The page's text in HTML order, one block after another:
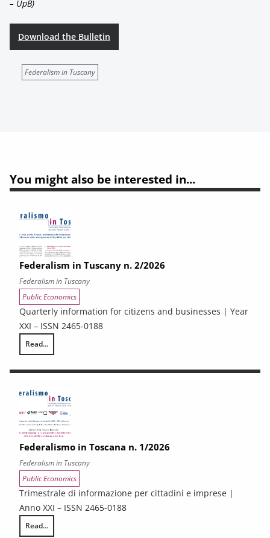
– UpB)
Download the Bulletin
Federalism in Tuscany
You might also be interested in...
Federalism in Tuscany n. 2/2026
Federalism in Tuscany
Public Economics
Quarterly information for citizens and businesses | Year
XXI – ISSN 2465-0188
Read...
Federalism in Tuscany n. 2/2026
Federalismo in Toscana n. 1/2026
Federalism in Tuscany
Public Economics
Trimestrale di informazione per cittadini e imprese |
Anno XXI – ISSN 2465-0188
Read...
Federalismo in Toscana n. 1/2026